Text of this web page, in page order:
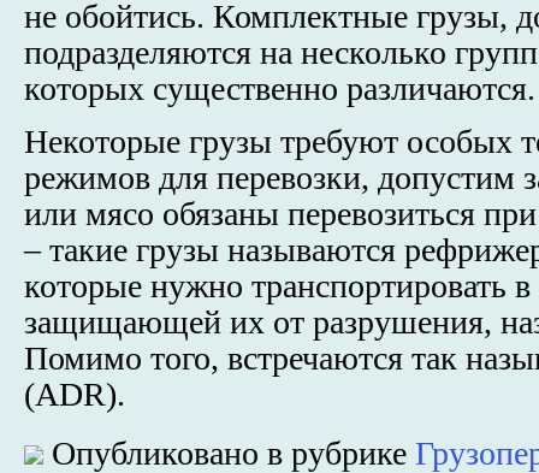
не обойтись. Комплектные грузы,
подразделяются на несколько
которых существенно различаются.
Некоторые грузы требуют особых
режимов для перевозки, допустим
или мясо обязаны перевозиться
– такие грузы называются
которые нужно транспортировать
защищающей их от разрушения,
Помимо того, встречаются так
(ADR).
Опубликовано в рубрике